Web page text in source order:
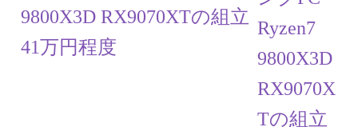
9800X3D RX9070XTの組立
41万円程度